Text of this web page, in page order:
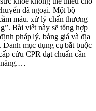
dã ngoại. Một bộ
máu, xử lý chấn thương
Bài viết này sẽ tổng hợp
pháp lý, bảng giá và địa
mục dụng cụ bắt buộc
cứu CPR đạt chuẩn cần
năng.…